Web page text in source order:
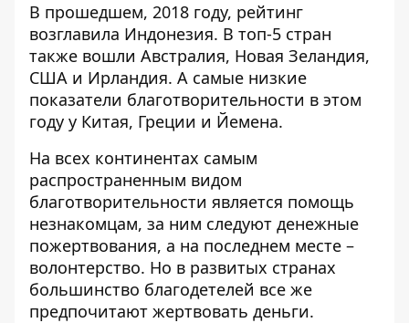
В прошедшем, 2018 году, рейтинг
возглавила Индонезия. В топ-5 стран
также вошли Австралия, Новая Зеландия,
США и Ирландия. А самые низкие
показатели благотворительности в этом
году у Китая, Греции и Йемена.
На всех континентах самым
распространенным видом
благотворительности является помощь
незнакомцам, за ним следуют денежные
пожертвования, а на последнем месте –
волонтерство. Но в развитых странах
большинство благодетелей все же
предпочитают жертвовать деньги.